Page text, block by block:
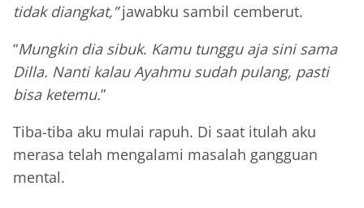
tidak diangkat,”jawabku sambil cemberut.
“Mungkin dia sibuk. Kamu tunggu aja sini sama
Dilla. Nanti kalau Ayahmu sudah pulang, pasti
bisa ketemu.”
Tiba-tiba aku mulai rapuh. Di saat itulah aku
merasa telah mengalami masalah gangguan
mental.